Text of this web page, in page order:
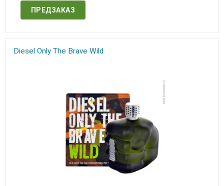
ПРЕДЗАКАЗ
​Diesel Only The Brave​ Wild